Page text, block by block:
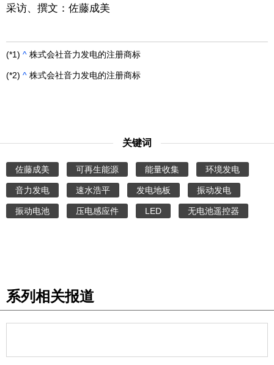
采访、撰文：佐藤成美
(*1) ^株式会社音力发电的注册商标
(*2) ^株式会社音力发电的注册商标
关键词
佐藤成美 可再生能源 能量收集 环境发电
音力发电 速水浩平 发电地板 振动发电
振动电池 压电感应件 LED 无电池遥控器
系列相关报道